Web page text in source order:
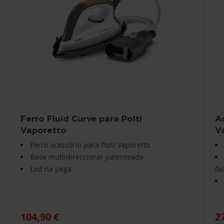
Ferro Fluid Curve para Polti
Vaporetto
Ferro acessório para Polti Vaporetto
Base multidireccional patenteada
Led na pega
104,90 €